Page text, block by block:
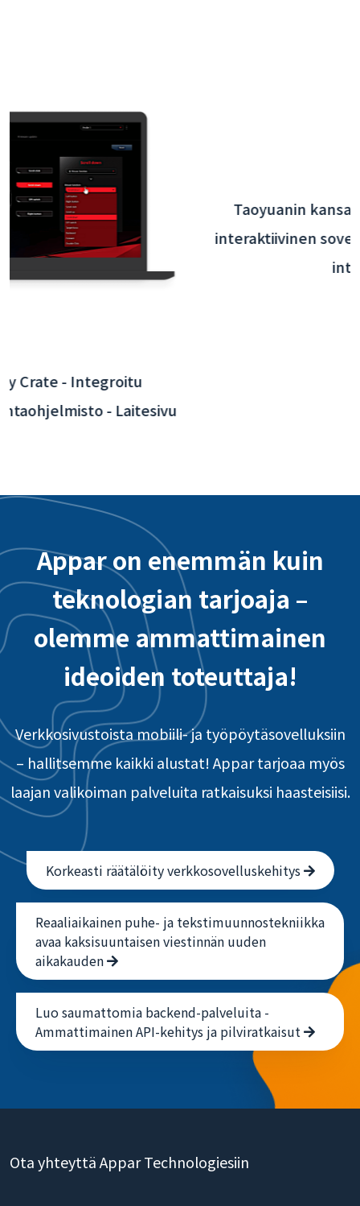
Taoyuanin kansainvälisen lentokentän
interaktiivinen sovellus - taustajärjestelmän
Appar on enemmän kuin
teknologian tarjoaja –
olemme ammattimainen
ideoiden toteuttaja!
Verkkosivustoista mobiili- ja työpöytäsovelluksiin
– hallitsemme kaikki alustat! Appar tarjoaa myös
laajan valikoiman palveluita ratkaisuksi haasteisiisi.
Korkeasti räätälöity verkkosovelluskehitys
Reaaliaikainen puhe- ja tekstimuunnostekniikka
avaa kaksisuuntaisen viestinnän uuden
aikakauden
Luo saumattomia backend-palveluita -
Ammattimainen API-kehitys ja pilviratkaisut